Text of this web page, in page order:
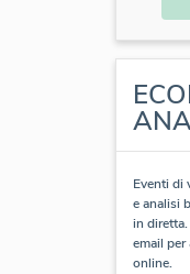
Eventi di
e analisi
in
email per
online.